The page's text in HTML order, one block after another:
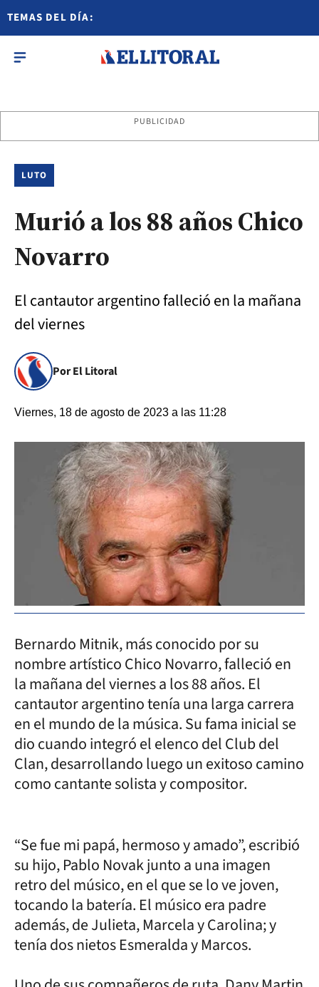
TEMAS DEL DÍA:
PUBLICIDAD
LUTO
Murió a los 88 años Chico
Novarro
El cantautor argentino falleció en la mañana
del viernes
Por El Litoral
Viernes, 18 de agosto de 2023 a las 11:28
Bernardo Mitnik, más conocido por su
nombre artístico Chico Novarro, falleció en
la mañana del viernes a los 88 años. El
cantautor argentino tenía una larga carrera
en el mundo de la música. Su fama inicial se
dio cuando integró el elenco del Club del
Clan, desarrollando luego un exitoso camino
como cantante solista y compositor.
“Se fue mi papá, hermoso y amado”, escribió
su hijo, Pablo Novak junto a una imagen
retro del músico, en el que se lo ve joven,
tocando la batería. El músico era padre
además, de Julieta, Marcela y Carolina; y
tenía dos nietos Esmeralda y Marcos.